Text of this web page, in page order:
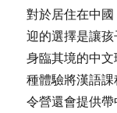
對於居住在中
迎的選擇是讓
身臨其境的中
種體驗將漢語
令營還會提供